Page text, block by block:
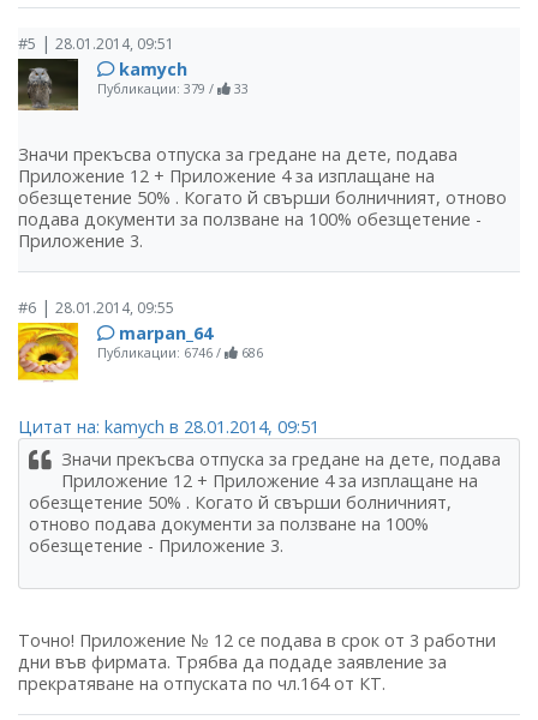
#5 | 28.01.2014, 09:51
kamych
Публикации: 379 / 33
Значи прекъсва отпуска за гредане на дете, подава
Приложение 12 + Приложение 4 за изплащане на
обезщетение 50% . Когато й свърши болничният, отново
подава документи за ползване на 100% обезщетение -
Приложение 3.
#6 | 28.01.2014, 09:55
marpan_64
Публикации: 6746 / 686
Цитат на: kamych в 28.01.2014, 09:51
Значи прекъсва отпуска за гредане на дете, подава
Приложение 12 + Приложение 4 за изплащане на
обезщетение 50% . Когато й свърши болничният,
отново подава документи за ползване на 100%
обезщетение - Приложение 3.
Точно! Приложение № 12 се подава в срок от 3 работни
дни във фирмата. Трябва да подаде заявление за
прекратяване на отпуската по чл.164 от КТ.